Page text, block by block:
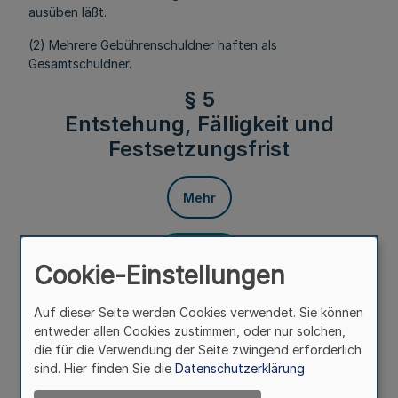
ausüben läßt.
(2) Mehrere Gebührenschuldner haften als
Gesamtschuldner.
§ 5
Entstehung, Fälligkeit und
Festsetzungsfrist
Mehr
(1) Die Gebühren entstehen
1. mit der Erteilung der Sondernutzungserlaubnis,
2. bei unbefugter Sondernutzung mit dem Beginn der
Cookie-Einstellungen
Auf dieser Seite werden Cookies verwendet. Sie können
entweder allen Cookies zustimmen, oder nur solchen,
die für die Verwendung der Seite zwingend erforderlich
sind. Hier finden Sie die Datenschutzerklärung